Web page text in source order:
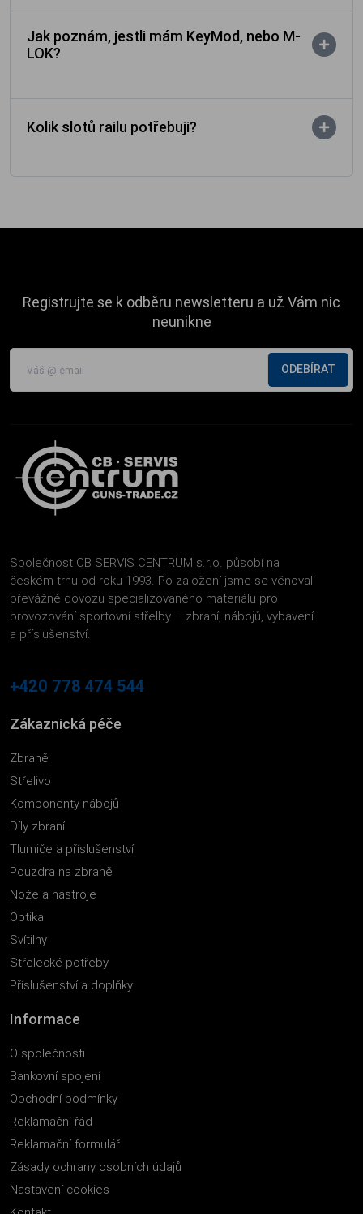
Jak poznám, jestli mám KeyMod, nebo M-
LOK?
Kolik slotů railu potřebuji?
Registrujte se k odběru newsletteru a už Vám nic
neunikne
ODEBÍRAT
Společnost CB SERVIS CENTRUM s.r.o. působí na
českém trhu od roku 1993. Po založení jsme se věnovali
převážně dovozu specializovaného materiálu pro
provozování sportovní střelby – zbraní, nábojů, vybavení
a příslušenství.
+420 778 474 544
Zákaznická péče
Zbraně
Střelivo
Komponenty nábojů
Díly zbraní
Tlumiče a příslušenství
Pouzdra na zbraně
Nože a nástroje
Optika
Svítilny
Střelecké potřeby
Příslušenství a doplňky
Informace
O společnosti
Bankovní spojení
Obchodní podmínky
Reklamační řád
Reklamační formulář
Zásady ochrany osobních údajů
Nastavení cookies